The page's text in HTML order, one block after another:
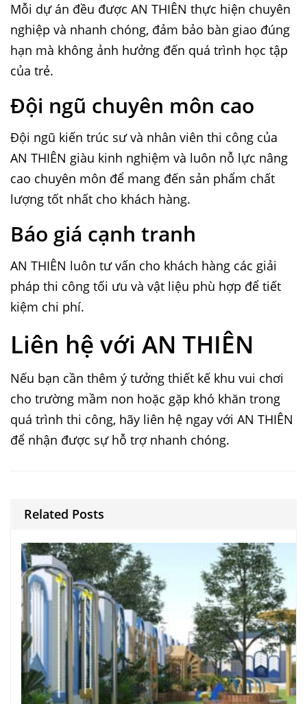
Mỗi dự án đều được AN THIÊN thực hiện chuyên
nghiệp và nhanh chóng, đảm bảo bàn giao đúng
hạn mà không ảnh hưởng đến quá trình học tập
của trẻ.
Đội ngũ chuyên môn cao
Đội ngũ kiến trúc sư và nhân viên thi công của
AN THIÊN giàu kinh nghiệm và luôn nỗ lực nâng
cao chuyên môn để mang đến sản phẩm chất
lượng tốt nhất cho khách hàng.
Báo giá cạnh tranh
AN THIÊN luôn tư vấn cho khách hàng các giải
pháp thi công tối ưu và vật liệu phù hợp để tiết
kiệm chi phí.
Liên hệ với AN THIÊN
Nếu bạn cần thêm ý tưởng thiết kế khu vui chơi
cho trường mầm non hoặc gặp khó khăn trong
quá trình thi công, hãy liên hệ ngay với AN THIÊN
để nhận được sự hỗ trợ nhanh chóng.
Related Posts